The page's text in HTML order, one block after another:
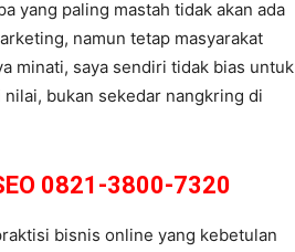
yang paling mastah tidak akan ada
namun tetap masyarakat
minati, saya sendiri tidak bias untuk
bukan sekedar nangkring di
0821-3800-7320
bisnis online yang kebetulan